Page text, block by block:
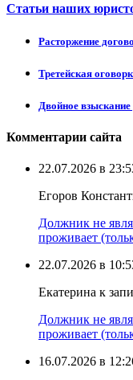
Статьи наших
Расторжение
Третейская
Двойное взыскание
Комментарии сайта
22.07.2026 в
Егоров
Должник не
проживает
22.07.2026 в
Екатерина к
Должник не
проживает
16.07.2026 в